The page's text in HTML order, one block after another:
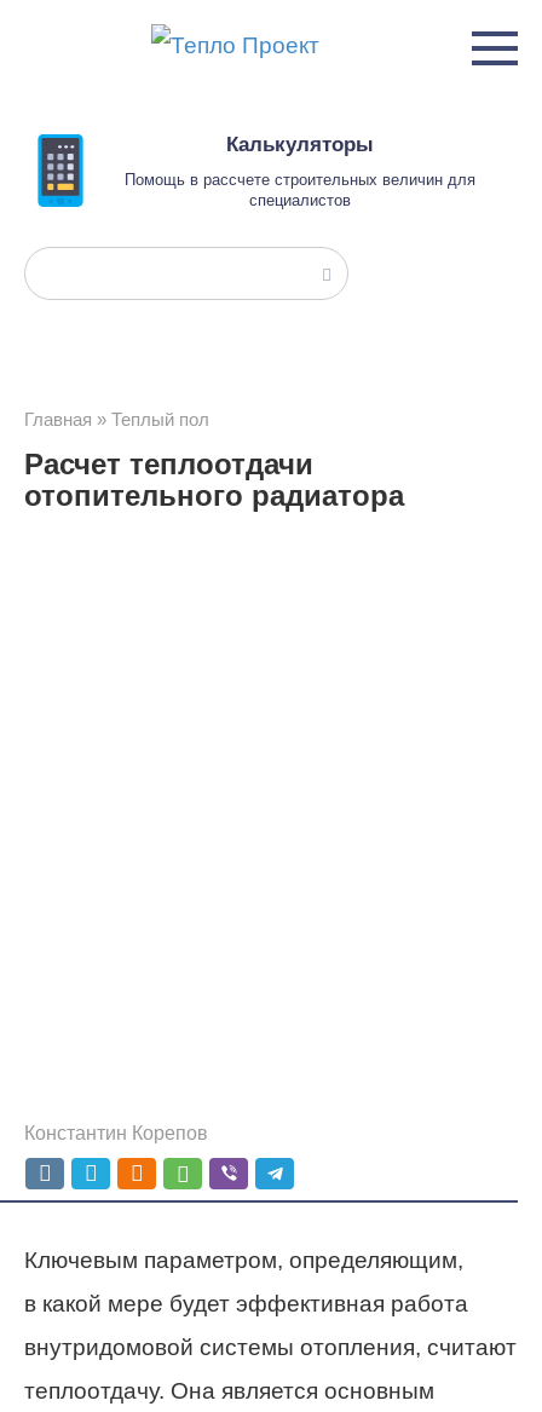
Калькуляторы
Помощь в рассчете строительных величин для
специалистов
Поиск:
Главная » Теплый пол
Расчет теплоотдачи
отопительного радиатора
Константин Корепов
Ключевым параметром, определяющим,
в какой мере будет эффективная работа
внутридомовой системы отопления, считают
теплоотдачу. Она является основным